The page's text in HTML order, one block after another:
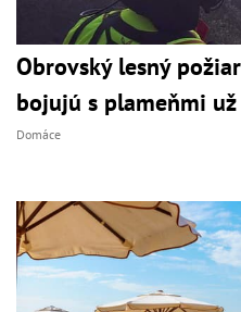
Obrovský lesný
bojujú s plameňmi
Domáce